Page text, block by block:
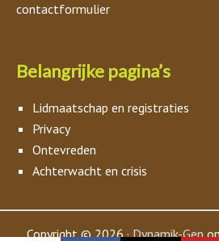
contactformulier
Belangrijke pagina’s
Lidmaatschap en registraties
Privacy
Ontevreden
Achterwacht en crisis
Copyright © 2026 ·Dynamik-Gen